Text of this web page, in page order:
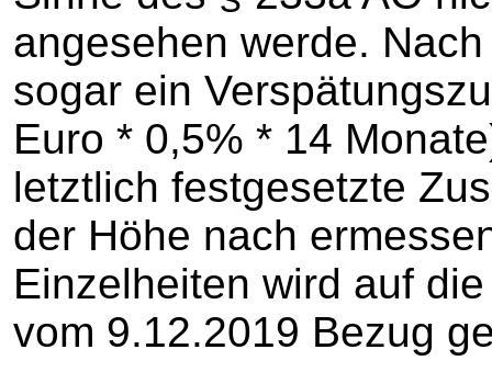
angesehen werde.
sogar ein
Euro * 0,5% * 14
letztlich festgesetzte
der Höhe nach
Einzelheiten wird auf
vom 9.12.2019 Bezug